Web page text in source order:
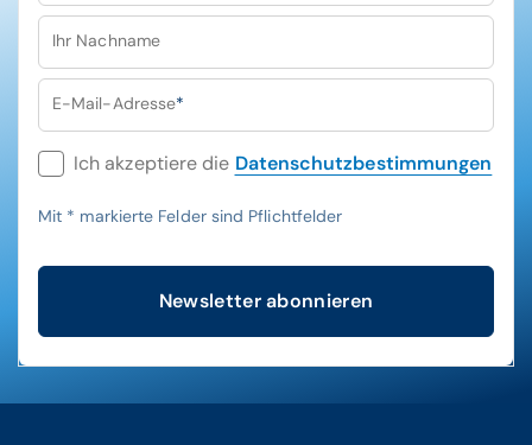
Ihr Nachname
E-Mail-Adresse*
Ich akzeptiere die Datenschutzbestimmungen
Mit * markierte Felder sind Pflichtfelder
Newsletter abonnieren